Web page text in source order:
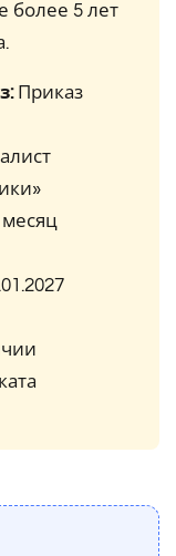
более 5 лет
Приказ